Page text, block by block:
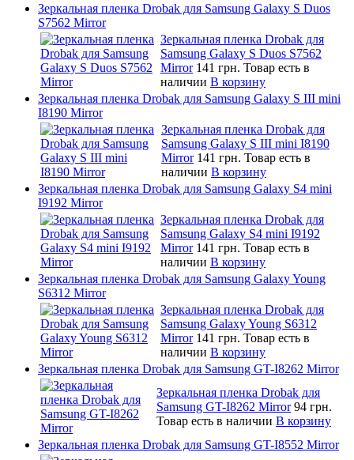
Зеркальная пленка Drobak для Samsung Galaxy S Duos
S7562 Mirror
Зеркальная пленка Drobak для
Samsung Galaxy S Duos S7562
Mirror 141 грн. Товар есть в
наличии В корзину
Зеркальная пленка Drobak для Samsung Galaxy S III mini
I8190 Mirror
Зеркальная пленка Drobak для
Samsung Galaxy S III mini I8190
Mirror 141 грн. Товар есть в
наличии В корзину
Зеркальная пленка Drobak для Samsung Galaxy S4 mini
I9192 Mirror
Зеркальная пленка Drobak для
Samsung Galaxy S4 mini I9192
Mirror 141 грн. Товар есть в
наличии В корзину
Зеркальная пленка Drobak для Samsung Galaxy Young
S6312 Mirror
Зеркальная пленка Drobak для
Samsung Galaxy Young S6312
Mirror 141 грн. Товар есть в
наличии В корзину
Зеркальная пленка Drobak для Samsung GT-I8262 Mirror
Зеркальная пленка Drobak для
Samsung GT-I8262 Mirror 94 грн.
Товар есть в наличии В корзину
Зеркальная пленка Drobak для Samsung GT-I8552 Mirror